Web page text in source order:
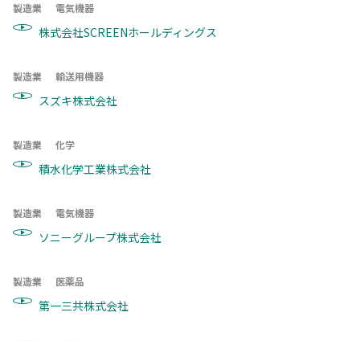
製造業 電気機器
株式会社SCREENホールディングス
製造業 輸送用機器
スズキ株式会社
製造業 化学
積水化学工業株式会社
製造業 電気機器
ソニーグループ株式会社
製造業 医薬品
第一三共株式会社